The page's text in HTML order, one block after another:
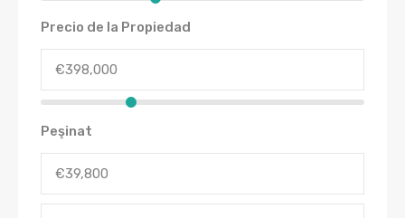
Precio de la Propiedad
Peşinat